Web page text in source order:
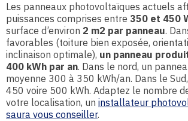
Les panneaux photovoltaïques actuels
puissances comprises entre 350 et 450
surface d’environ 2 m2 par panneau.
favorables (toiture bien exposée,
inclinaison optimale), un panneau
400 kWh par an. Dans le nord, un
moyenne 300 à 350 kWh/an. Dans le
450 voire 500 kWh. Adaptez le nombre
votre localisation, un installateur
saura vous conseiller.